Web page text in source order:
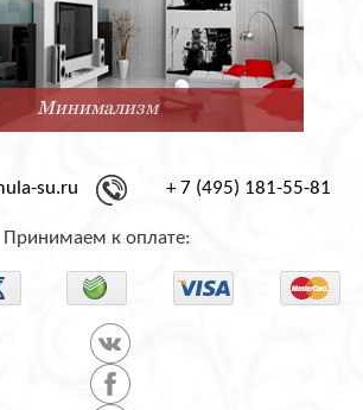
Минимализм
su.ru + 7 (495) 181-55-81
Принимаем к оплате: